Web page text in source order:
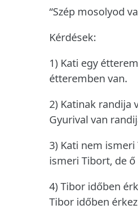
“Szép mosolyod
Kérdések:
1) Kati egy
étteremben van.
2) Katinak randija
Gyurival van
3) Kati nem
ismeri Tibort, de
4) Tibor időben
Tibor időben